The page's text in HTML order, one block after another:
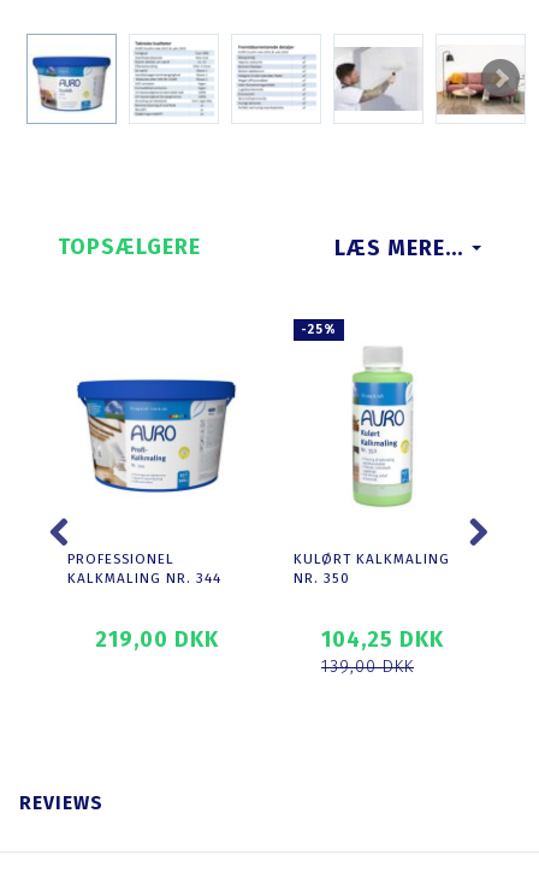
LÆS MERE...
TOPSÆLGERE
PROFESSIONEL
KALKMALING NR. 344
219,00 DKK
-25%
KULØRT KALKMALING
NR. 350
104,25 DKK
139,00 DKK
REVIEWS